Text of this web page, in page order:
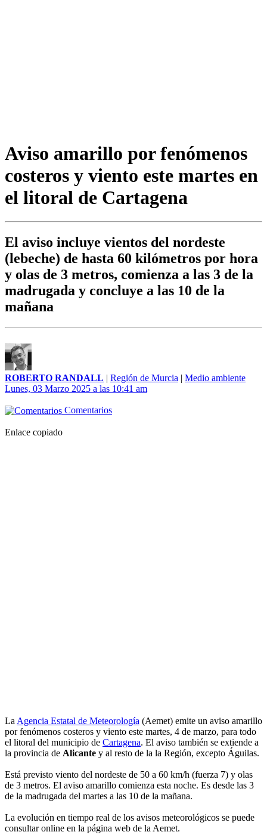
Aviso amarillo por fenómenos
costeros y viento este martes en
el litoral de Cartagena
El aviso incluye vientos del nordeste
(lebeche) de hasta 60 kilómetros por hora
y olas de 3 metros, comienza a las 3 de la
madrugada y concluye a las 10 de la
mañana
ROBERTO RANDALL | Región de Murcia | Medio ambiente
Lunes, 03 Marzo 2025 a las 10:41 am
Comentarios
Enlace copiado
La Agencia Estatal de Meteorología (Aemet) emite un aviso amarillo
por fenómenos costeros y viento este martes, 4 de marzo, para todo
el litoral del municipio de Cartagena. El aviso también se extiende a
la provincia de Alicante y al resto de la la Región, excepto Águilas.
Está previsto viento del nordeste de 50 a 60 km/h (fuerza 7) y olas
de 3 metros. El aviso amarillo comienza esta noche. Es desde las 3
de la madrugada del martes a las 10 de la mañana.
La evolución en tiempo real de los avisos meteorológicos se puede
consultar online en la página web de la Aemet.